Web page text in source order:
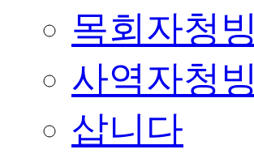
목회자청빙
사역자청빙
삽니다